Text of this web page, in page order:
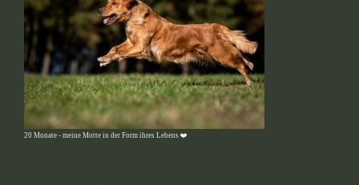
20 Monate - meine Motte in der Form ihres Lebens ❤️